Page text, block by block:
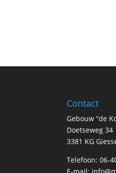
Contact
Gebouw “de
Doetseweg 34
3381 KG
Telefoon: 06-
E-mail: